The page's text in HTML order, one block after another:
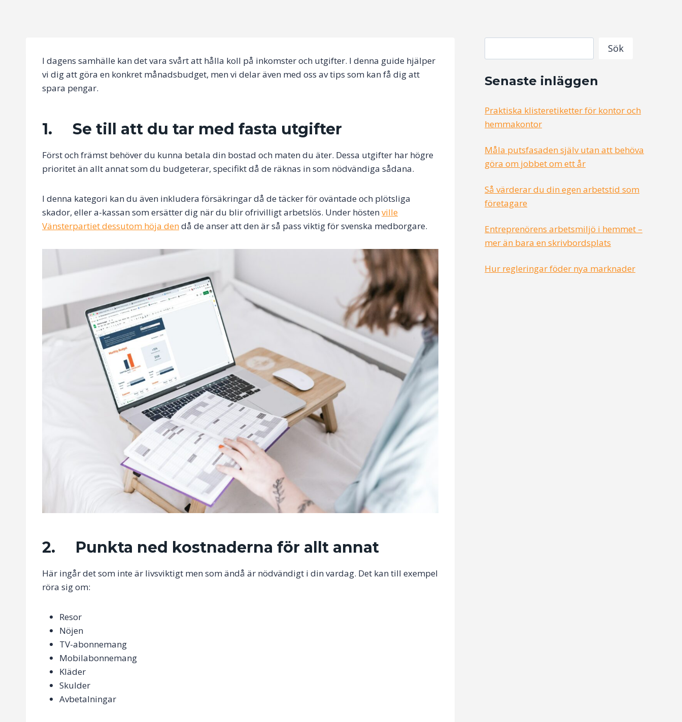
I dagens samhälle kan det vara svårt att hålla koll på inkomster och utgifter. I denna guide hjälper
vi dig att göra en konkret månadsbudget, men vi delar även med oss av tips som kan få dig att
spara pengar.
1. Se till att du tar med fasta utgifter
Först och främst behöver du kunna betala din bostad och maten du äter. Dessa utgifter har högre
prioritet än allt annat som du budgeterar, specifikt då de räknas in som nödvändiga sådana.
I denna kategori kan du även inkludera försäkringar då de täcker för oväntade och plötsliga
skador, eller a-kassan som ersätter dig när du blir ofrivilligt arbetslös. Under höstenville
Vänsterpartiet dessutom höja dendå de anser att den är så pass viktig för svenska medborgare.
2. Punkta ned kostnaderna för allt annat
Här ingår det som inte är livsviktigt men som ändå är nödvändigt i din vardag. Det kan till exempel
röra sig om:
Resor
Nöjen
TV-abonnemang
Mobilabonnemang
Kläder
Skulder
Avbetalningar
Sök
Senaste inläggen
Praktiska klisteretiketter för kontor och
hemmakontor
Måla putsfasaden själv utan att behöva
göra om jobbet om ett år
Så värderar du din egen arbetstid som
företagare
Entreprenörens arbetsmiljö i hemmet –
mer än bara en skrivbordsplats
Hur regleringar föder nya marknader